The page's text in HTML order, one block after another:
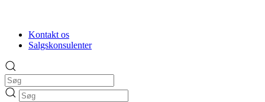
Kontakt os
Salgskonsulenter